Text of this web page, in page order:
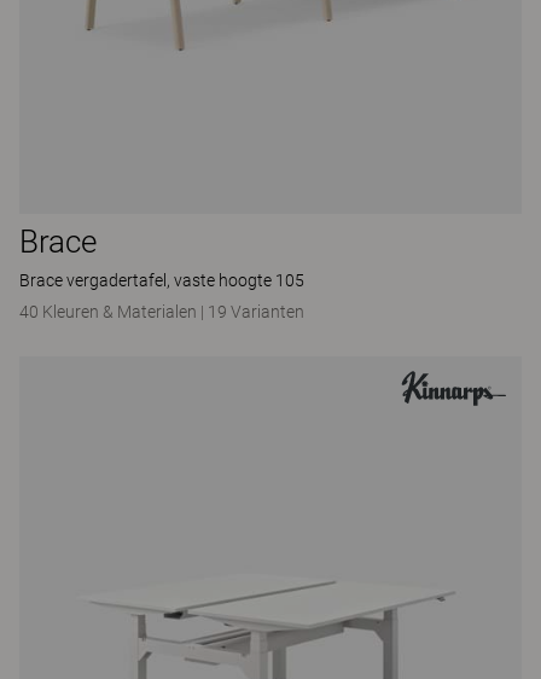
Brace
Brace vergadertafel, vaste hoogte 105
40 Kleuren & Materialen | 19 Varianten